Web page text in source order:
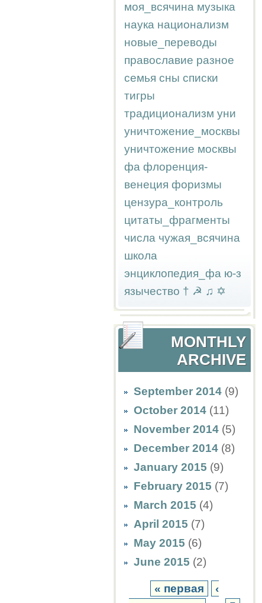
моя_всячина музыка
наука национализм
новые_переводы
православие разное
семья сны списки
тигры
традиционализм уни
уничтожение_москвы
уничтожение москвы
фа флоренция-
венеция форизмы
цензура_контроль
цитаты_фрагменты
числа чужая_всячина
школа
энциклопедия_фа ю-з
язычество † ☭ ♫ ✡
MONTHLY
ARCHIVE
September 2014 (9)
October 2014 (11)
November 2014 (5)
December 2014 (8)
January 2015 (9)
February 2015 (7)
March 2015 (4)
April 2015 (7)
May 2015 (6)
June 2015 (2)
« первая
‹